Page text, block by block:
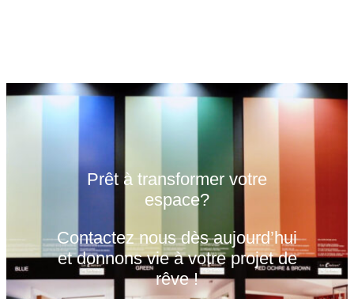
Prêt à transformer votre
espace?
Contactez nous dès aujourd’hui
et donnons vie à votre projet de
rêve !